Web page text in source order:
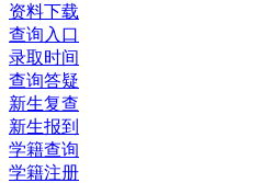
资料下载
查询入口
录取时间
查询答疑
新生复查
新生报到
学籍查询
学籍注册